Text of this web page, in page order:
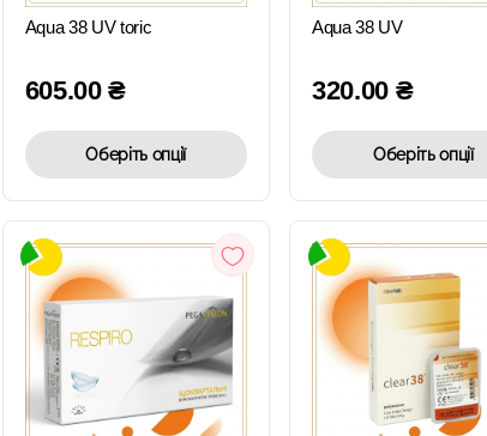
Aqua 38 UV toric
605.00₴
Оберіть опції
Aqua 38 UV
320.00 ₴
Оберіть опції
ШВИДКИЙ
ШВИДКИЙ